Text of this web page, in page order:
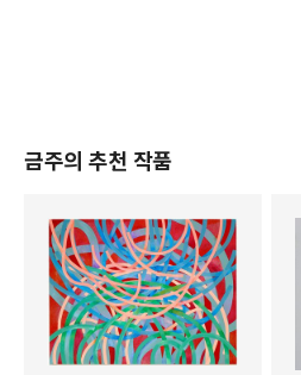
금주의 추천 작품